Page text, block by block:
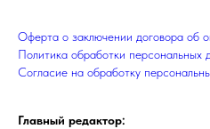
Оферта о заключении договора об
Политика обработки персональных
Cогласие на обработку
Главный редактор: